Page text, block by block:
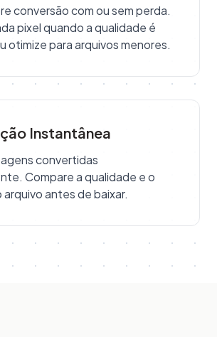
conversão com ou sem perda.
pixel quando a qualidade é
otimize para arquivos menores.
Instantânea
convertidas
Compare a qualidade e o
antes de baixar.